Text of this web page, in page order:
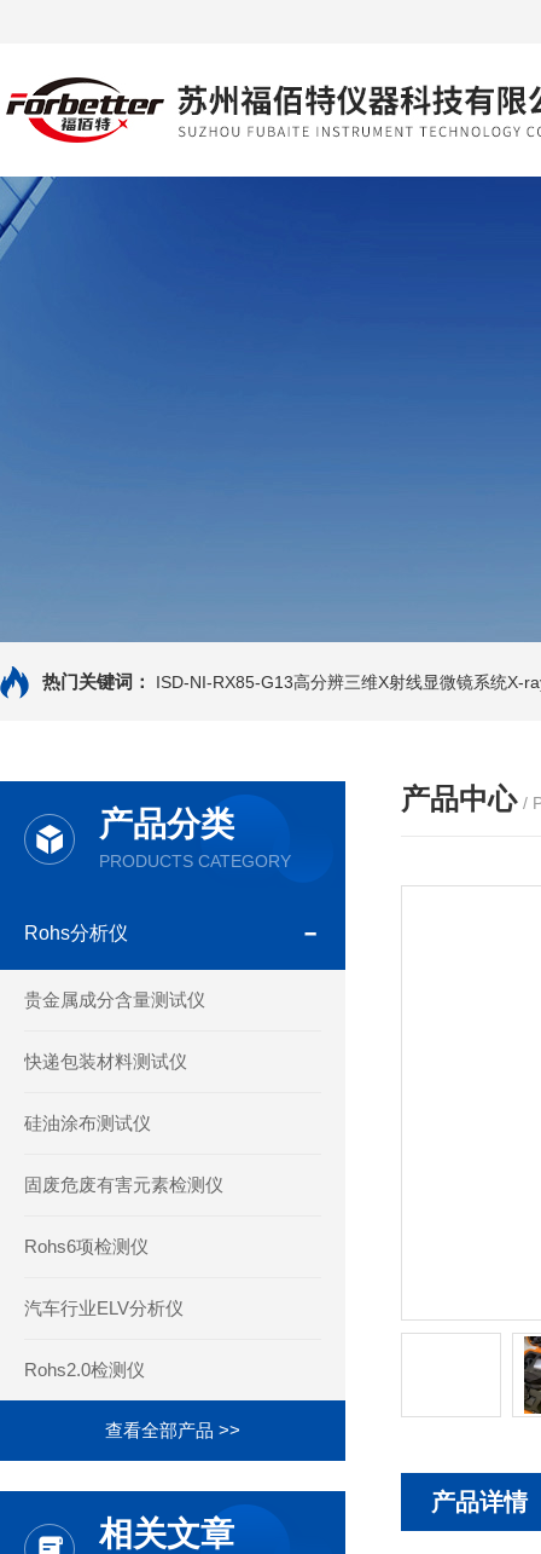
热门关键词： ISD-NI-RX85-G13高分辨三维X射线显微镜系统X-
产品分类
PRODUCTS CATEGORY
Rohs分析仪
贵金属成分含量测试仪
快递包装材料测试仪
硅油涂布测试仪
固废危废有害元素检测仪
Rohs6项检测仪
汽车行业ELV分析仪
Rohs2.0检测仪
查看全部产品 >>
相关文章
产品中心 /
产品详情